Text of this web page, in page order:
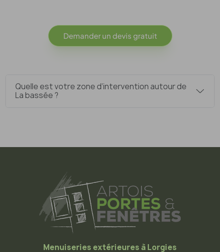
Demander un devis gratuit
Quelle est votre zone d’intervention autour de
La bassée ?
Menuiseries extérieures à Lorgies